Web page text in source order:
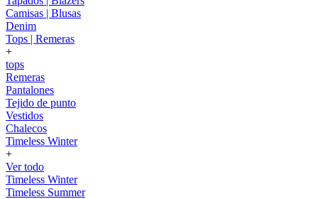
Camisas | Blusas
Denim
Tops | Remeras
+
tops
Remeras
Pantalones
Tejido de punto
Vestidos
Chalecos
Timeless Winter
+
Ver todo
Timeless Winter
Timeless Summer